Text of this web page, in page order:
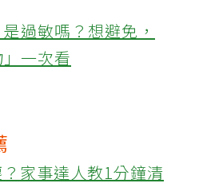
過敏嗎？想避免，
」一次看
家事達人教1分鐘清